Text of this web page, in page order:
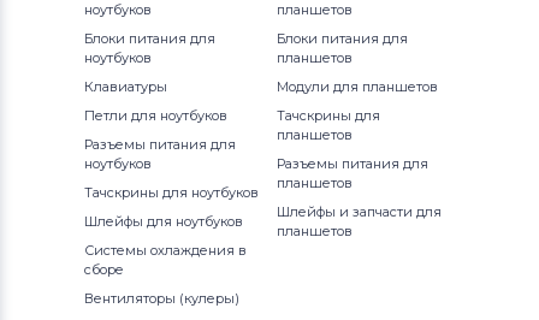
Аккумуляторы для шуруповертов
DeWalt
Аккумуляторы для шуруповертов
Einhell
Аккумуляторы для шуруповертов
AEG
Аккумуляторы для шуруповертов
ноутбуков
Блоки питания для
ноутбуков
Клавиатуры
Петли для ноутбуков
Разъемы питания для
ноутбуков
Тачскрины для ноутбуков
Шлейфы для ноутбуков
Системы охлаждения в
сборе
Вентиляторы (кулеры)
планшетов
Блоки питания для
планшетов
Модули для планшетов
Тачскрины для
планшетов
Разъемы питания для
планшетов
Шлейфы и запчасти для
планшетов